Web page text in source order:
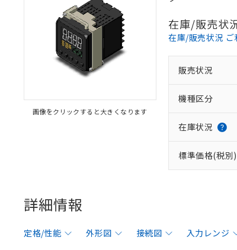
画像をクリックすると大きくなります
在庫/販売状
在庫/販売状況 ご
販売状況
機種区分
在庫状況
標準価格(税別)
詳細情報
定格/性能 外形図 接続図 入力レンジ